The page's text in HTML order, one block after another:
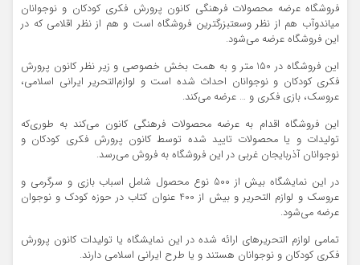
فروشگاه عرضه محصولات فرهنگی کانون پرورش فکری کودکان و نوجوانان
میاندوآب هم از نظر وسعتبزرگترین فروشگاه است و هم از نظر اقلامی که در
این فروشگاه عرضه می‌شود.
این فروشگاه در 150 متر و به همت بخش خصوصی و زیر نظر کانون پرورش
فکری کودکان و نوجوانان احداث شده است و لوازم‌التحریر ایرانی اسلامی،
عروسک، بازی فکری و … عرضه می‌کند.
این فروشگاه اقدام به عرضه محصولات فرهنگی کانون می‌کند به طوری‌که
تولیدات و یا محصولات تایید شده توسط کانون پرورش فکری کودکان و
نوجوانان آذربایجان غربی در این فروشگاه به فروش می‌رسد.
در این نمایشگاه بیش از 500 نوع محصول شامل اسباب بازی و سرگرمی و
عروسک و لوازم التحریر و بیش از 400 عنوان کتاب در حوزه کودک و نوجوان
عرضه می‌شود.
تمامی لوازم التحریرهای ارائه شده در این نمایشگاه یا تولیدات کانون پرورش
فکری کودکان و نوجوانان هستند و یا طرح ایرانی اسلامی دارند.